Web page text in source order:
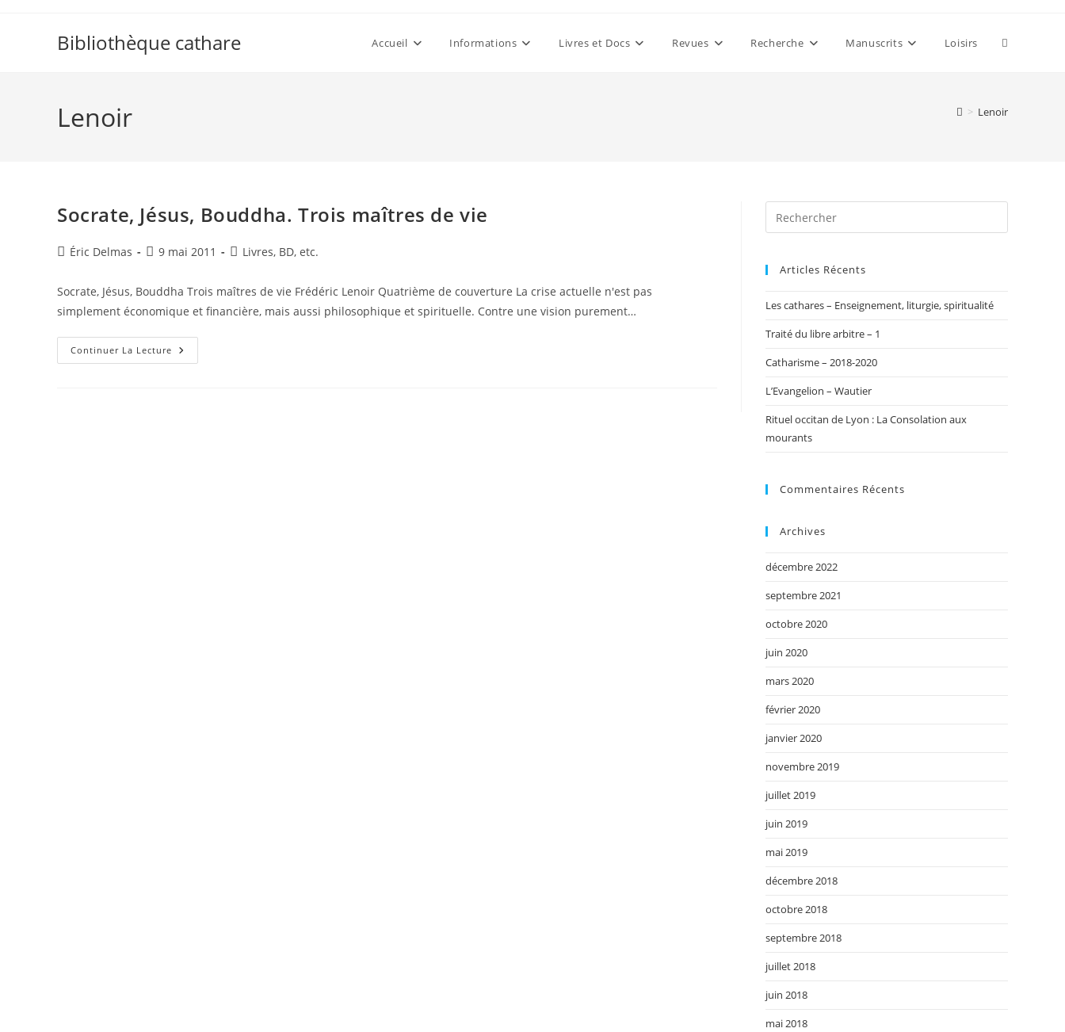
Bibliothèque cathare Accueil Informations Livres et Docs Revues Recherche Manuscrits Loisirs Toggle
Lenoir > Lenoir
Socrate, Jésus, Bouddha. Trois maîtres de vie
Auteur/autrice
la
publication :
Éric Delmas
Publication
9 mai 2011
PostLivres, BD, etc.
Socrate, Jésus, Bouddha Trois maîtres de vie Frédéric Lenoir Quatrième de couverture La crise actuelle n'est pas
simplement économique et financière, mais aussi philosophique et spirituelle. Contre une vision purement…
Continuer La Lecture Socrate,
Jésus,
Articles Récents
Les cathares – Enseignement, liturgie, spiritualité
Traité du libre arbitre – 1
Catharisme – 2018-2020
L’Evangelion – Wautier
Rituel occitan de Lyon : La Consolation aux
mourants
Commentaires Récents
Archives
décembre 2022
septembre 2021
octobre 2020
juin 2020
mars 2020
février 2020
janvier 2020
novembre 2019
juillet 2019
juin 2019
mai 2019
décembre 2018
octobre 2018
septembre 2018
juillet 2018
juin 2018
mai 2018